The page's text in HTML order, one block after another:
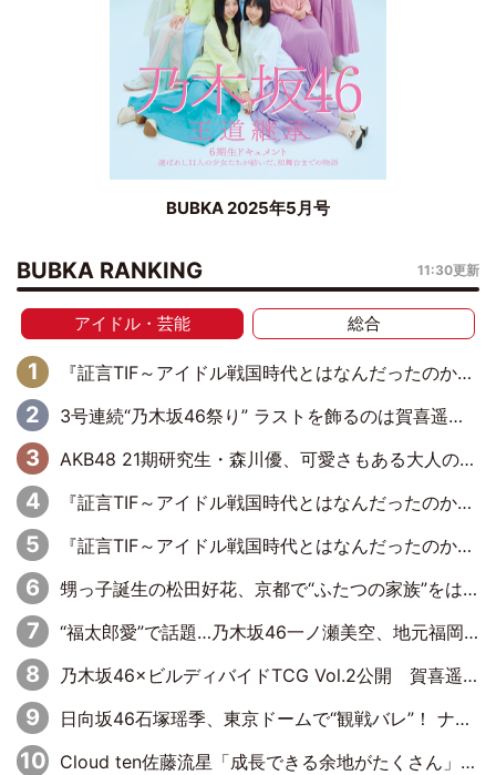
BUBKA 2025年5月号
BUBKA RANKING 11:30更新
アイドル・芸能 総合
『証言TIF～アイドル戦国時代とはなんだったのか～』第6回：でんぱ組.inc・古川未鈴×相沢梨紗「『ハロプロやりたかったな』って言ったら、夢眠ねむさんに『てめえはでんぱ組．incなんだよ！』って肩パンされて(笑)」
3号連続“乃木坂46祭り” ラストを飾るのは賀喜遥香…5年ぶりの登場に「5年分大人になった私を見ていただけたら」
AKB48 21期研究生・森川優、可愛さもある大人の女性に
『証言TIF～アイドル戦国時代とはなんだったのか～』第11回：私立恵比寿中学・真山りか×安本彩花「TIFで10年ぶりのキョンシーメイクをしたら、場を完全に引かせてしまって。時代が変わったんだなって」
『証言TIF～アイドル戦国時代とはなんだったのか～』第10回：さくら学院・武藤彩未×飯田らうら「正直、中3で辞めるというのを信じてなくて。そう言われてはいたけど、嘘でしょって」
甥っ子誕生の松田好花、京都で“ふたつの家族”をはしご！ “母”黒谷友香に見送られ、“父”松岡昌宏とはハシゴ酒
“福太郎愛”で話題…乃木坂46一ノ瀬美空、地元福岡『めんべい25周年トップサポーター』に就任
乃木坂46×ビルディバイドTCG Vol.2公開 賀喜遥香＆田村真佑が『京まふ』ステージに登壇
日向坂46石塚瑶季、東京ドームで“観戦バレ”！ ナイツ・塙も認めた「巨人に詳しすぎるアイドル」は元VENUSスクール生で杉内コーチ推し⁉
Cloud ten佐藤流星「成長できる余地がたくさん」、本田高優「何度見ても飽きない公演に」